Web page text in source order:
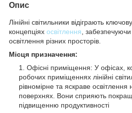
Опис
Лінійні світильники відіграють
концепціях освітлення ,
освітлення різних просторів.
Місця призначення:
Офісні приміщення: У офісах,
робочих приміщеннях лінійні
рівномірне та яскраве освітлення
поверхнях. Вони сприяють
підвищенню продуктивності